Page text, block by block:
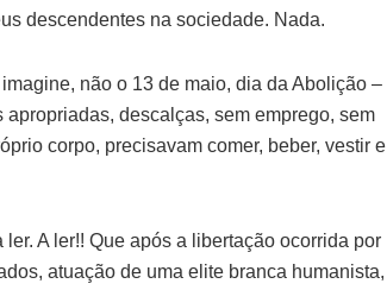
descendentes na sociedade. Nada.
não o 13 de maio, dia da Abolição –
descalças, sem emprego, sem
corpo, precisavam comer, beber, vestir e
A ler!! Que após a libertação ocorrida por
atuação de uma elite branca humanista,